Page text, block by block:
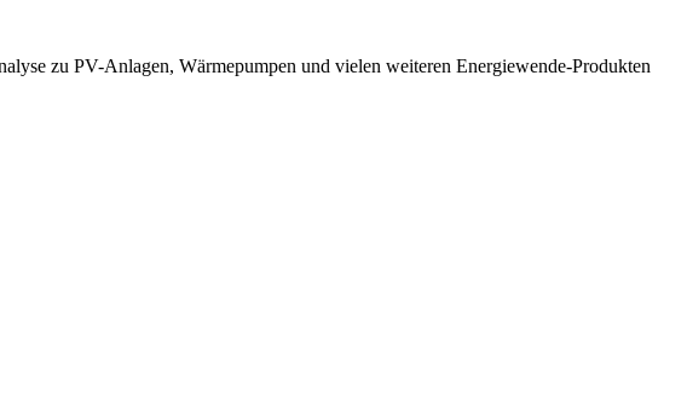
zu PV-Anlagen, Wärmepumpen und vielen weiteren Energiewende-Produkten